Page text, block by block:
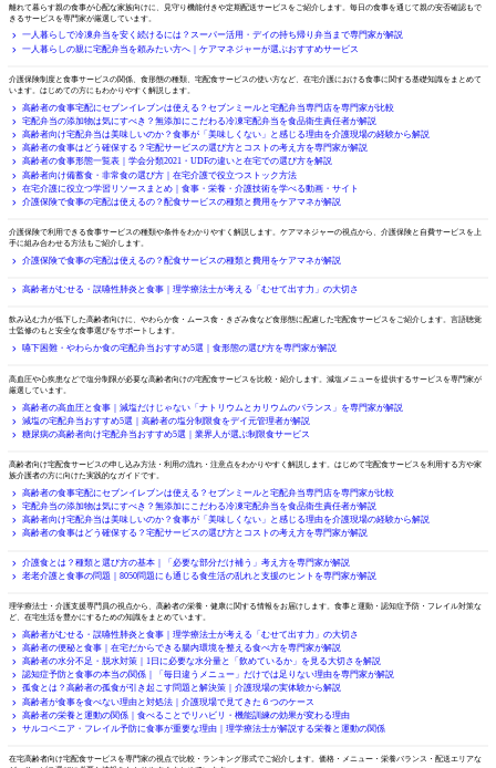
離れて暮らす親の食事が心配な家族向けに、見守り機能付きや定期配送サービスをご紹介します。毎日の食事を通じて親の安否確認もで
きるサービスを専門家が厳選しています。
一人暮らしで冷凍弁当を安く続けるには？スーパー活用・デイの持ち帰り弁当まで専門家が解説
一人暮らしの親に宅配弁当を頼みたい方へ｜ケアマネジャーが選ぶおすすめサービス
介護保険制度と食事サービスの関係、食形態の種類、宅配食サービスの使い方など、在宅介護における食事に関する基礎知識をまとめて
います。はじめての方にもわかりやすく解説します。
高齢者の食事宅配にセブンイレブンは使える？セブンミールと宅配弁当専門店を専門家が比較
宅配弁当の添加物は気にすべき？無添加にこだわる冷凍宅配弁当を食品衛生責任者が解説
高齢者向け宅配弁当は美味しいのか？食事が「美味しくない」と感じる理由を介護現場の経験から解説
高齢者の食事はどう確保する？宅配サービスの選び方とコストの考え方を専門家が解説
高齢者の食事形態一覧表｜学会分類2021・UDFの違いと在宅での選び方を解説
高齢者向け備蓄食・非常食の選び方｜在宅介護で役立つストック方法
在宅介護に役立つ学習リソースまとめ｜食事・栄養・介護技術を学べる動画・サイト
介護保険で食事の宅配は使えるの？配食サービスの種類と費用をケアマネが解説
介護保険で利用できる食事サービスの種類や条件をわかりやすく解説します。ケアマネジャーの視点から、介護保険と自費サービスを上
手に組み合わせる方法もご紹介します。
介護保険で食事の宅配は使えるの？配食サービスの種類と費用をケアマネが解説
高齢者がむせる・誤嚥性肺炎と食事｜理学療法士が考える「むせて出す力」の大切さ
飲み込む力が低下した高齢者向けに、やわらか食・ムース食・きざみ食など食形態に配慮した宅配食サービスをご紹介します。言語聴覚
士監修のもと安全な食事選びをサポートします。
嚥下困難・やわらか食の宅配弁当おすすめ5選｜食形態の選び方を専門家が解説
高血圧や心疾患などで塩分制限が必要な高齢者向けの宅配食サービスを比較・紹介します。減塩メニューを提供するサービスを専門家が
厳選しています。
高齢者の高血圧と食事｜減塩だけじゃない「ナトリウムとカリウムのバランス」を専門家が解説
減塩の宅配弁当おすすめ5選｜高齢者の塩分制限食をデイ元管理者が解説
糖尿病の高齢者向け宅配弁当おすすめ5選｜業界人が選ぶ制限食サービス
高齢者向け宅配食サービスの申し込み方法・利用の流れ・注意点をわかりやすく解説します。はじめて宅配食サービスを利用する方や家
族介護者の方に向けた実践的なガイドです。
高齢者の食事宅配にセブンイレブンは使える？セブンミールと宅配弁当専門店を専門家が比較
宅配弁当の添加物は気にすべき？無添加にこだわる冷凍宅配弁当を食品衛生責任者が解説
高齢者向け宅配弁当は美味しいのか？食事が「美味しくない」と感じる理由を介護現場の経験から解説
高齢者の食事はどう確保する？宅配サービスの選び方とコストの考え方を専門家が解説
介護食とは？種類と選び方の基本｜「必要な部分だけ補う」考え方を専門家が解説
老老介護と食事の問題｜8050問題にも通じる食生活の乱れと支援のヒントを専門家が解説
理学療法士・介護支援専門員の視点から、高齢者の栄養・健康に関する情報をお届けします。食事と運動・認知症予防・フレイル対策な
ど、在宅生活を豊かにするための知識をまとめています。
高齢者がむせる・誤嚥性肺炎と食事｜理学療法士が考える「むせて出す力」の大切さ
高齢者の便秘と食事｜在宅だからできる腸内環境を整える食べ方を専門家が解説
高齢者の水分不足・脱水対策｜1日に必要な水分量と「飲めているか」を見る大切さを解説
認知症予防と食事の本当の関係｜「毎日違うメニュー」だけでは足りない理由を専門家が解説
孤食とは？高齢者の孤食が引き起こす問題と解決策｜介護現場の実体験から解説
高齢者が食事を食べない理由と対処法｜介護現場で見てきた６つのケース
高齢者の栄養と運動の関係｜食べることでリハビリ・機能訓練の効果が変わる理由
サルコペニア・フレイル予防に食事が重要な理由｜理学療法士が解説する栄養と運動の関係
在宅高齢者向け宅配食サービスを専門家の視点で比較・ランキング形式でご紹介します。価格・メニュー・栄養バランス・配送エリアな